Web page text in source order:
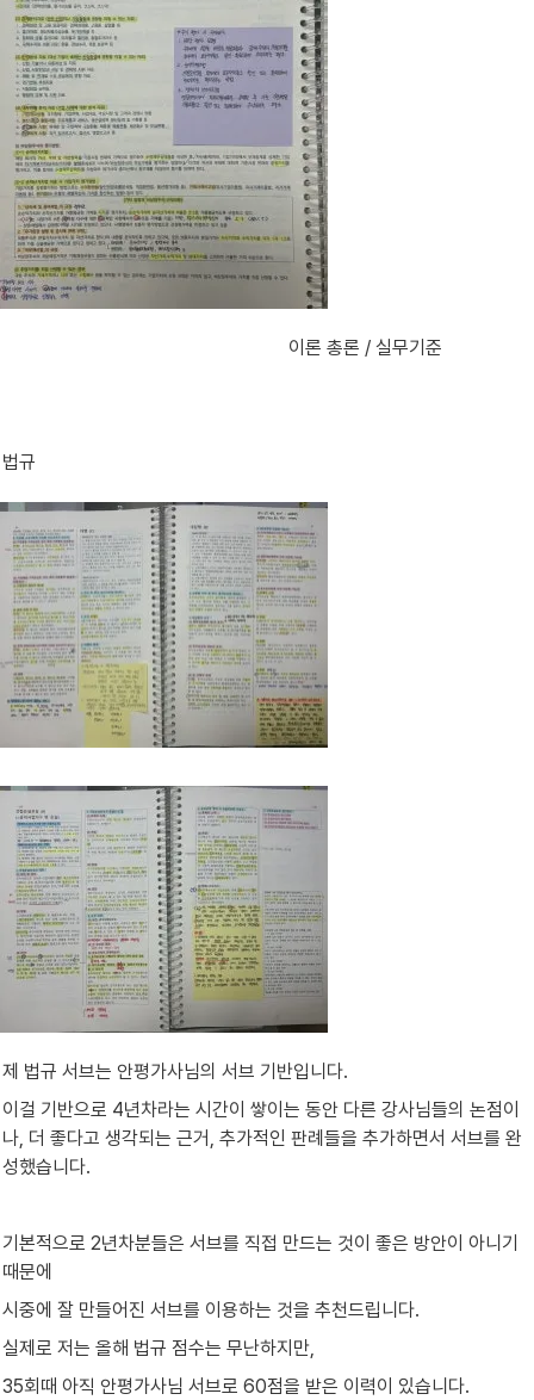
                                                            이론 총론 / 실무기준
법규
제 법규 서브는 안평가사님의 서브 기반입니다.
이걸 기반으로 4년차라는 시간이 쌓이는 동안 다른 강사님들의 논점이
나, 더 좋다고 생각되는 근거, 추가적인 판례들을 추가하면서 서브를 완
성했습니다.
기본적으로 2년차분들은 서브를 직접 만드는 것이 좋은 방안이 아니기
때문에
시중에 잘 만들어진 서브를 이용하는 것을 추천드립니다.
실제로 저는 올해 법규 점수는 무난하지만,
35회때 아직 안평가사님 서브로 60점을 받은 이력이 있습니다.